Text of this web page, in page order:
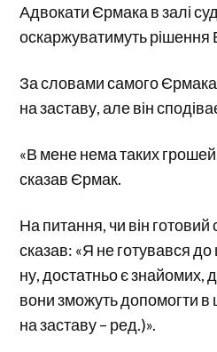
Адвокати Єрмака в залі
оскаржуватимуть
За словами самого
на заставу, але він
«В мене нема таких
сказав Єрмак.
На питання, чи він
сказав: «Я не готувався
ну, достатньо є знайомих,
вони зможуть допомогти в
на заставу – ред.)».